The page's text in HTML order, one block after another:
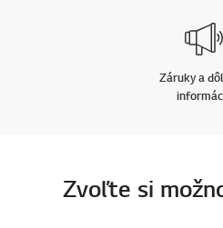
Záruky a
Zvoľte si